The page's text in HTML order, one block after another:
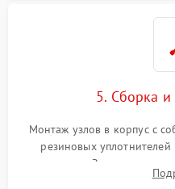
5. Сборка и
Монтаж узлов в корпус с
резиновых
смазки. Заполнение
осушенным азотом для